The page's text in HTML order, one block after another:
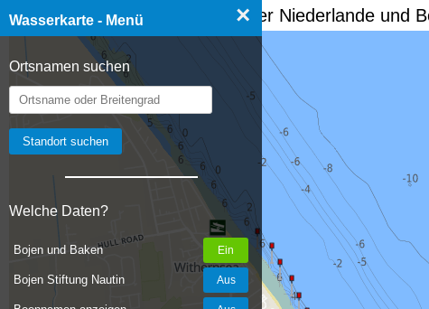
Wasserkarte - Menü ×
Ortsnamen suchen
Welche Daten?
Bojen und Baken
Bojen Stiftung Nautin
☰ Wasserkarte Deutschland, der Niederlande und